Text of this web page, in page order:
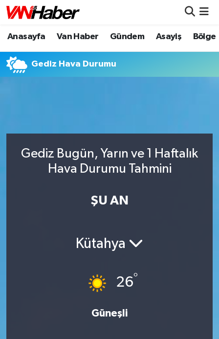
Anasayfa Van Haber Gündem Asayiş Bölge
Gediz Hava Durumu
Gediz Bugün, Yarın ve 1 Haftalık
Hava Durumu Tahmini
ŞU AN
Kütahya
26°
Güneşli
Nöbetçi Eczaneler
Hava Durumu
Son Dakika Haberleri